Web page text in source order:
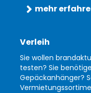
mehr
Verleih
Sie wollen
testen? Sie
Gepäckanhänger?